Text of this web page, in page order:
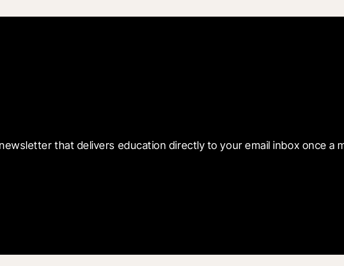
that delivers education directly to your email inbox once a